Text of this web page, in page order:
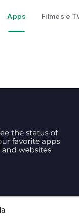
Apps Filmes e